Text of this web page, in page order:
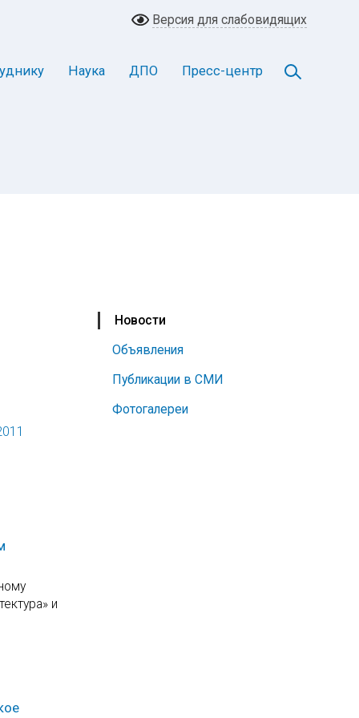
Версия для слабовидящих
Наука ДПО Пресс-центр
Новости
Объявления
Публикации в СМИ
Фотогалереи
и